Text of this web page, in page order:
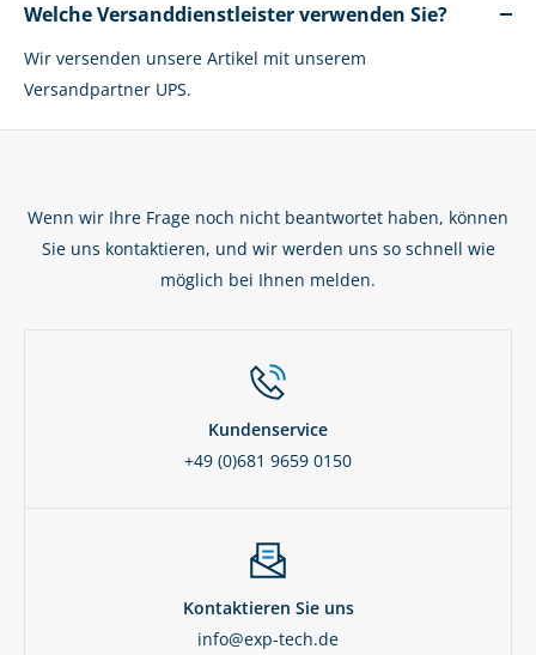
Welche Versanddienstleister verwenden Sie?
Wir versenden unsere Artikel mit unserem
Versandpartner UPS.
Wenn wir Ihre Frage noch nicht beantwortet haben, können
Sie uns kontaktieren, und wir werden uns so schnell wie
möglich bei Ihnen melden.
Kundenservice
+49 (0)681 9659 0150
Kontaktieren Sie uns
info@exp-tech.de